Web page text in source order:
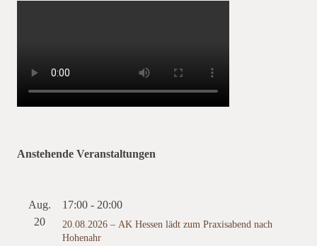
Anstehende Veranstaltungen
Aug.
20
17:00-20:00
20.08.2026 – AK Hessen lädt zum Praxisabend nach
Hohenahr